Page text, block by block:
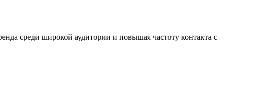
среди широкой аудитории и повышая частоту контакта с